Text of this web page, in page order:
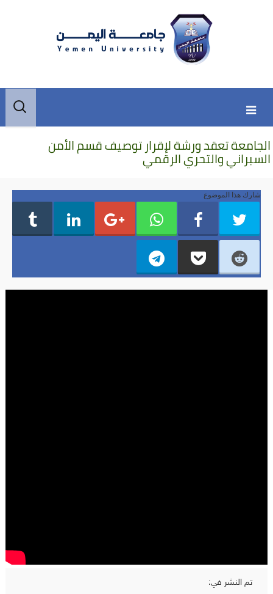
content
secondary
content
البحث
عن:
الجامعة تعقد ورشة لإقرار توصيف قسم الأمن
السبراني والتحري الرقمي
شارك هذا الموضوع
تم النشر في: